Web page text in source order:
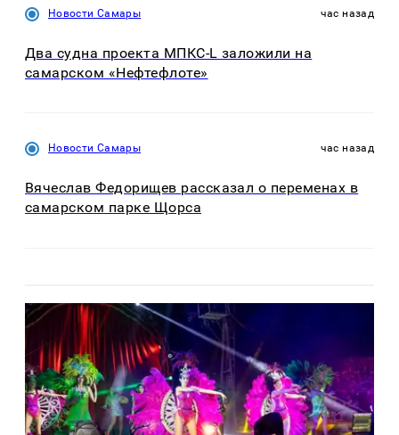
Новости Самары час назад
Два судна проекта МПКС-L заложили на
самарском «Нефтефлоте»
Новости Самары час назад
Вячеслав Федорищев рассказал о переменах в
самарском парке Щорса